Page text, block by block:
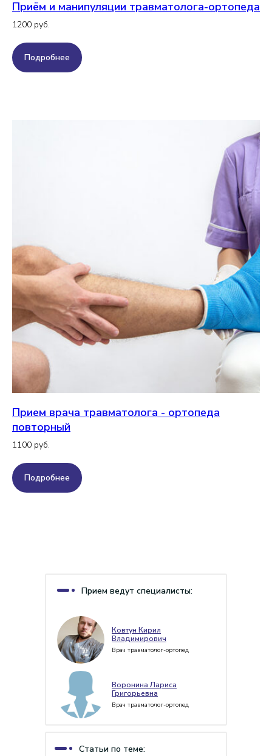
Приём и манипуляции травматолога-ортопеда
1200 руб.
Подробнее
Прием врача травматолога - ортопеда
повторный
1100 руб.
Подробнее
Прием ведут специалисты:
Статьи по теме:
Воронина Лариса
Григорьевна
Врач травматолог-ортопед
Ковтун Кирил
Владимирович
Врач травматолог-ортопед